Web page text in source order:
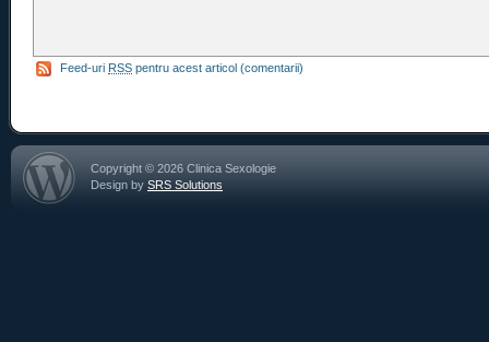
Feed-uri RSS pentru acest articol (comentarii)
Copyright © 2026 Clinica Sexologie
Design by SRS Solutions